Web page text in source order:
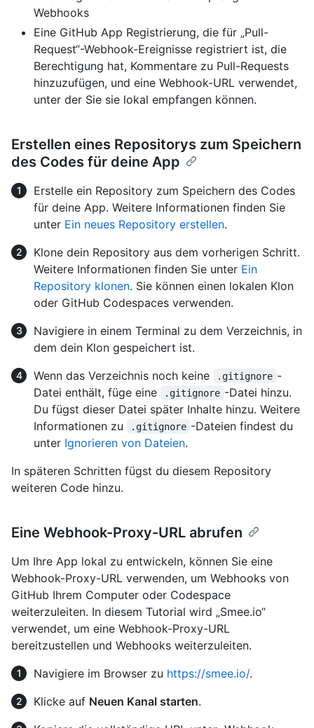
Webhooks
Eine GitHub App Registrierung, die für „Pull-
Request“-Webhook-Ereignisse registriert ist, die
Berechtigung hat, Kommentare zu Pull-Requests
hinzuzufügen, und eine Webhook-URL verwendet,
unter der Sie sie lokal empfangen können.
Erstellen eines Repositorys zum Speichern
des Codes für deine App
Erstelle ein Repository zum Speichern des Codes
für deine App. Weitere Informationen finden Sie
unter Ein neues Repository erstellen.
Klone dein Repository aus dem vorherigen Schritt.
Weitere Informationen finden Sie unter Ein
Repository klonen. Sie können einen lokalen Klon
oder GitHub Codespaces verwenden.
Navigiere in einem Terminal zu dem Verzeichnis, in
dem dein Klon gespeichert ist.
Wenn das Verzeichnis noch keine
.gitignore -
Datei enthält, füge eine
.gitignore -Datei hinzu.
Du fügst dieser Datei später Inhalte hinzu. Weitere
Informationen zu
.gitignore -Dateien findest du
unter Ignorieren von Dateien.
In späteren Schritten fügst du diesem Repository
weiteren Code hinzu.
Eine Webhook-Proxy-URL abrufen
Um Ihre App lokal zu entwickeln, können Sie eine
Webhook-Proxy-URL verwenden, um Webhooks von
GitHub Ihrem Computer oder Codespace
weiterzuleiten. In diesem Tutorial wird „Smee.io“
verwendet, um eine Webhook-Proxy-URL
bereitzustellen und Webhooks weiterzuleiten.
Navigiere im Browser zu https://smee.io/.
Klicke auf Neuen Kanal starten.